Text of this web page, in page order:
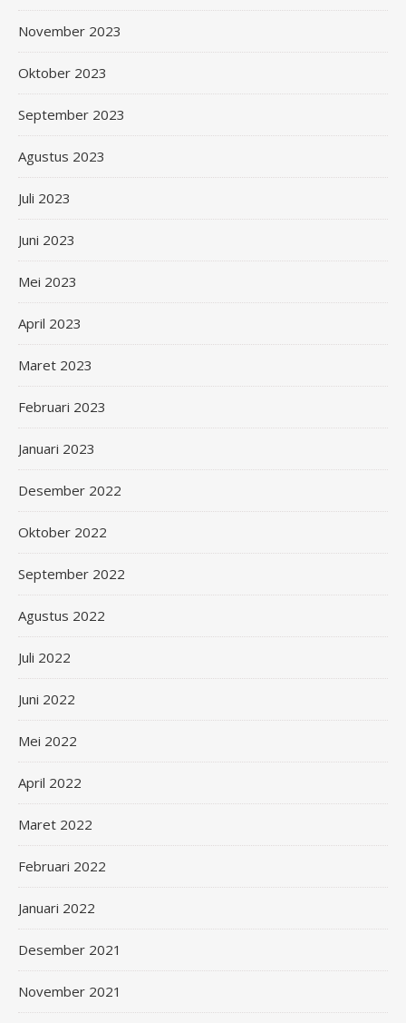
November 2023
Oktober 2023
September 2023
Agustus 2023
Juli 2023
Juni 2023
Mei 2023
April 2023
Maret 2023
Februari 2023
Januari 2023
Desember 2022
Oktober 2022
September 2022
Agustus 2022
Juli 2022
Juni 2022
Mei 2022
April 2022
Maret 2022
Februari 2022
Januari 2022
Desember 2021
November 2021